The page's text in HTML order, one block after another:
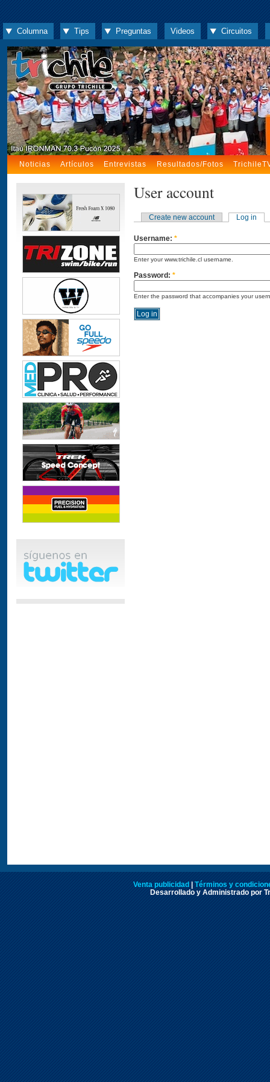
Columna Tips Preguntas Videos Circuitos
Noticias Artículos Entrevistas Resultados/Fotos
User account
Create new account Log in
Username: *
Enter your www.trichile.cl username.
Password: *
Enter the password that accompanies your
Venta publicidad
Términos y
Desarrollado y Administrado por